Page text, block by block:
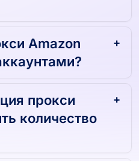
Amazon
прокси
количество